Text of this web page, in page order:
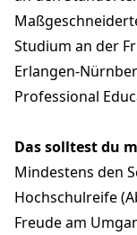
Studium an der
Erlangen-
Professional
Das solltest du
Mindestens den
Hochschulreife
Freude am